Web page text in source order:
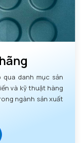
danh mục sản
và kỹ thuật hàng
ngành sản xuất